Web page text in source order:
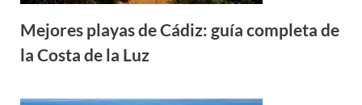
Mejores playas de Cádiz: guía completa de
la Costa de la Luz